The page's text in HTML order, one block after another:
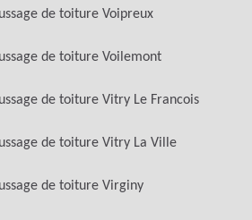
de toiture Voipreux
de toiture Voilemont
de toiture Vitry Le Francois
de toiture Vitry La Ville
de toiture Virginy